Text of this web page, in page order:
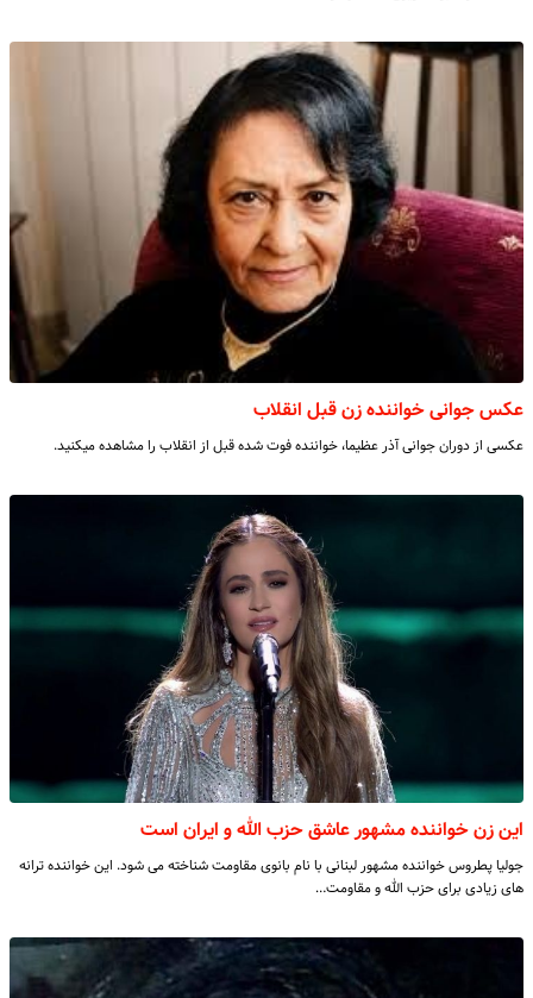
عکس جوانی خواننده زن قبل انقلاب
عکسی از دوران جوانی آذر عظیما، خواننده فوت شده قبل از انقلاب را مشاهده میکنید.
این زن خواننده مشهور عاشق حزب الله و ایران است
جولیا پطروس خواننده مشهور لبنانی با نام بانوی مقاومت شناخته می شود. این خواننده ترانه
های زیادی برای حزب الله و مقاومت…